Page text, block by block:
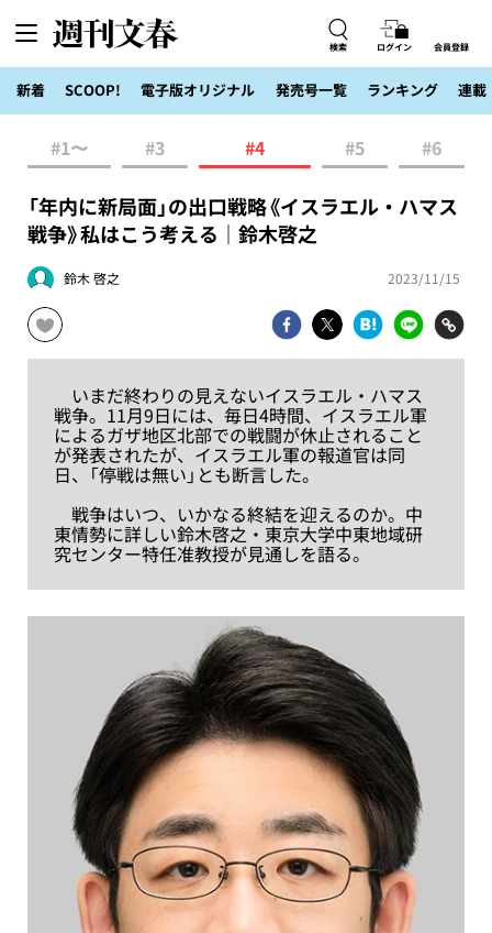
検索 ログイン 会員登録
新着 SCOOP! 電子版オリジナル 発売号一覧 ランキング 連載
#1〜 #3 #4 #5 #6
「年内に新局面」の出口戦略《イスラエル・ハマス
戦争》私はこう考える｜鈴木啓之
鈴木 啓之 2023/11/15
いまだ終わりの見えないイスラエル・ハマス
戦争。11月9日には、毎日4時間、イスラエル軍
によるガザ地区北部での戦闘が休止されること
が発表されたが、イスラエル軍の報道官は同
日、「停戦は無い」とも断言した。
戦争はいつ、いかなる終結を迎えるのか。中
東情勢に詳しい鈴木啓之・東京大学中東地域研
究センター特任准教授が見通しを語る。